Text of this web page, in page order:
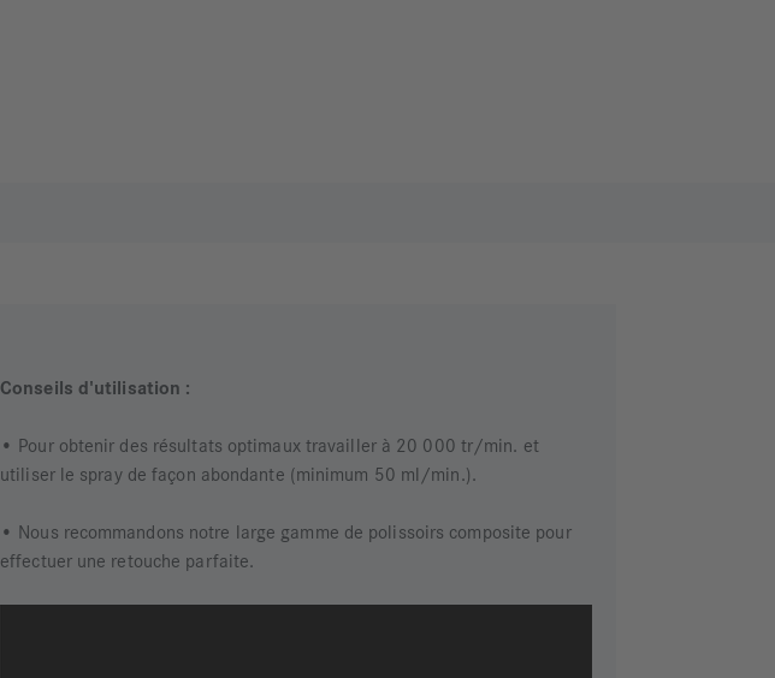
Conseils d'utilisation :
• Pour obtenir des résultats optimaux travailler à 20 000 tr/min. et
utiliser le spray de façon abondante (minimum 50 ml/min.).
• Nous recommandons notre large gamme de polissoirs composite pour
effectuer une retouche parfaite.